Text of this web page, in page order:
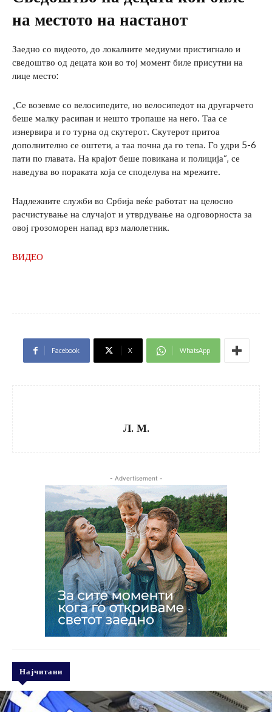
на местото на настанот
Заедно со видеото, до локалните медиуми пристигнало и
сведоштво од децата кои во тој момент биле присутни на
лице место:
„Се возевме со велосипедите, но велосипедот на другарчето
беше малку расипан и нешто тропаше на него. Таа се
изнервира и го турна од скутерот. Скутерот притоа
дополнително се оштети, а таа почна да го тепа. Го удри 5-6
пати по главата. На крајот беше повикана и полиција“, се
наведува во пораката која се споделува на мрежите.
Надлежните служби во Србија веќе работат на целосно
расчистување на случајот и утврдување на одговорноста за
овој грозоморен напад врз малолетник.
ВИДЕО
Facebook X WhatsApp
Л. М.
- Advertisement -
Најчитани